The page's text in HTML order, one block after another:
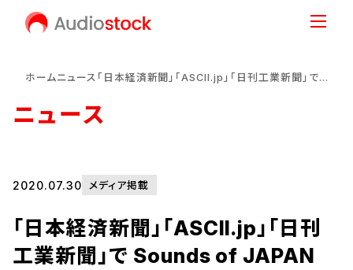
ホームニュース 「日本経済新聞」「ASCII.jp」「日刊工業新聞」で Sounds of JAPAN について紹介されました
ニュース
2020.07.30 メディア掲載
「日本経済新聞」「ASCII.jp」「日刊
工業新聞」で Sounds of JAPAN